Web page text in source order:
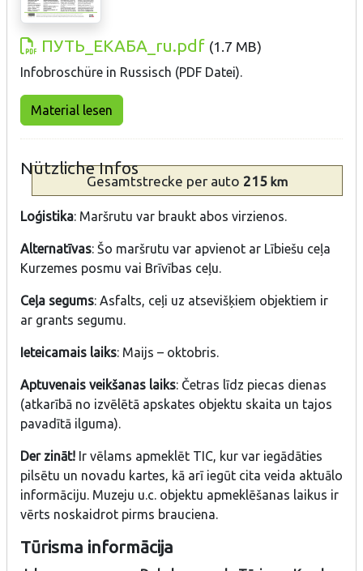
ПУТЬ_ЕКАБА_ru.pdf (1.7 MB)
Infobroschüre in Russisch (PDF Datei).
Material lesen
Nützliche Infos
Gesamtstrecke per auto 215 km
Loģistika: Maršrutu var braukt abos virzienos.
Alternatīvas: Šo maršrutu var apvienot ar Lībiešu ceļa
Kurzemes posmu vai Brīvības ceļu.
Ceļa segums: Asfalts, ceļi uz atsevišķiem objektiem ir
ar grants segumu.
Ieteicamais laiks: Maijs – oktobris.
Aptuvenais veikšanas laiks: Četras līdz piecas dienas
(atkarībā no izvēlētā apskates objektu skaita un tajos
pavadītā ilguma).
Der zināt! Ir vēlams apmeklēt TIC, kur var iegādāties
pilsētu un novadu kartes, kā arī iegūt cita veida aktuālo
informāciju. Muzeju u.c. objektu apmeklēšanas laikus ir
vērts noskaidrot pirms brauciena.
Tūrisma informācija